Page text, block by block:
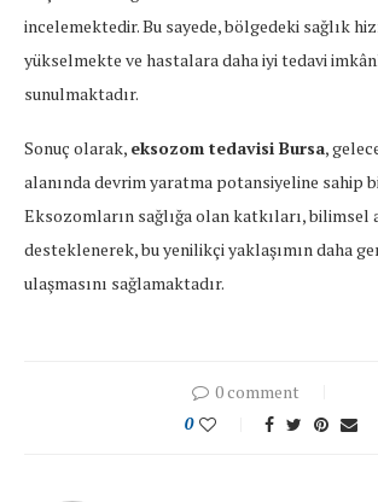
incelemektedir. Bu sayede, bölgedeki sağlık
yükselmekte ve hastalara daha iyi tedavi
sunulmaktadır.
Sonuç olarak, eksozom tedavisi Bursa,
alanında devrim yaratma potansiyeline sahip
Eksozomların sağlığa olan katkıları, bilimsel
desteklenerek, bu yenilikçi yaklaşımın daha
ulaşmasını sağlamaktadır.
0 comment
0